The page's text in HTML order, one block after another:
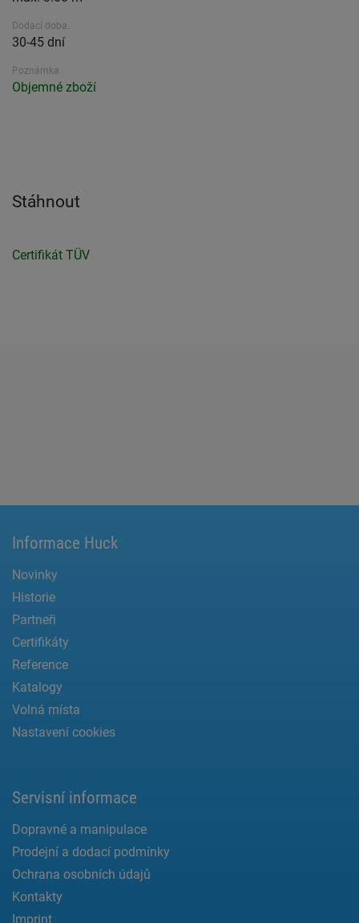
Dodací doba.
30-45 dní
Poznámka
Objemné zboží
Stáhnout
Certifikát TÜV
Informace Huck
Novinky
Historie
Partneři
Certifikáty
Reference
Katalogy
Volná místa
Nastavení cookies
Servisní informace
Dopravné a manipulace
Prodejní a dodací podmínky
Ochrana osobních údajů
Kontakty
Imprint